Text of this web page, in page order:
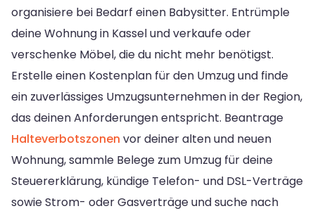
organisiere bei Bedarf einen Babysitter. Entrümple
deine Wohnung in Kassel und verkaufe oder
verschenke Möbel, die du nicht mehr benötigst.
Erstelle einen Kostenplan für den Umzug und finde
ein zuverlässiges Umzugsunternehmen in der Region,
das deinen Anforderungen entspricht. Beantrage
Halteverbotszonen vor deiner alten und neuen
Wohnung, sammle Belege zum Umzug für deine
Steuererklärung, kündige Telefon- und DSL-Verträge
sowie Strom- oder Gasverträge und suche nach